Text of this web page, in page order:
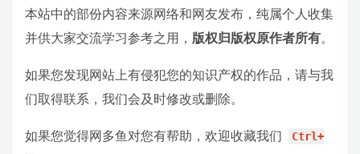
本站中的部份内容来源网络和网友发布，纯属个人收集
并供大家交流学习参考之用， 版权归版权原作者所有。
如果您发现网站上有侵犯您的知识产权的作品，请与我
们取得联系，我们会及时修改或删除。
如果您觉得网多鱼对您有帮助，欢迎收藏我们 Ctrl+